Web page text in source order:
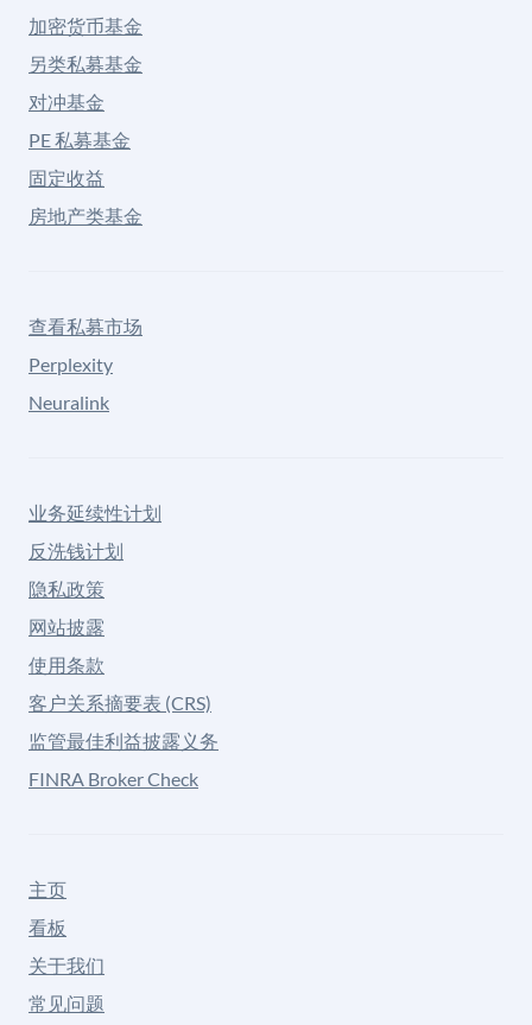
加密货币基金
另类私募基金
对冲基金
PE 私募基金
固定收益
房地产类基金
查看私募市场
Perplexity
Neuralink
业务延续性计划
反洗钱计划
隐私政策
网站披露
使用条款
客户关系摘要表 (CRS)
监管最佳利益披露义务
FINRA Broker Check
主页
看板
关于我们
常见问题